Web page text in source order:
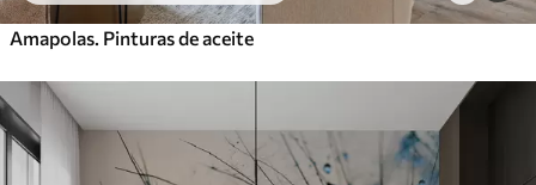
Amapolas. Pinturas de aceite